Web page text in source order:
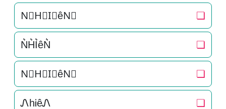
N⃗H⃗I⃗êN⃗ ❏
N͛H͛I͛êN͛ ❏
N⃒H⃒I⃒êN⃒ ❏
ᏁhᎥêᏁ ❏